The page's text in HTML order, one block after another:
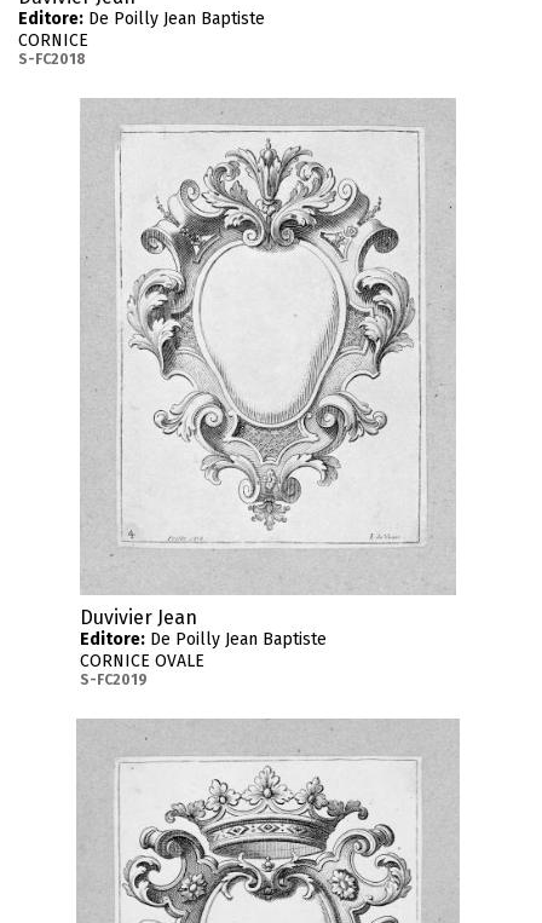
Editore: De Poilly Jean Baptiste
CORNICE
S-FC2018
Duvivier Jean
Editore:De Poilly Jean Baptiste
CORNICE OVALE
S-FC2019